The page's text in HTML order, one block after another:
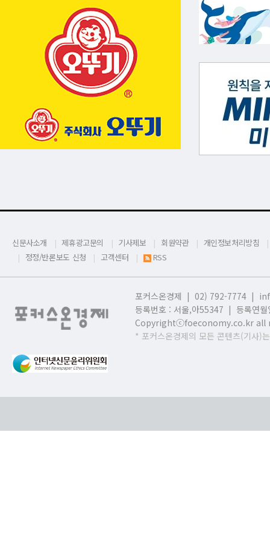
신문사소개 제휴광고문의 기사제보 회원약관
개인정보처리방침
정정/반론보도 신청
고객센터 RSS
포커스온경제 | 02) 792-7774 |
등록번호 : 서울,아55347 | 등록연
Copyrightⓒfoeconomy.co.kr all
* 포커스온경제의 모든 콘텐츠(기사)